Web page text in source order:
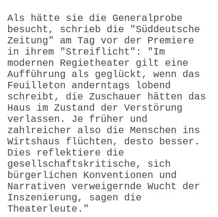
Als hätte sie die Generalprobe
besucht, schrieb die "Süddeutsche
Zeitung" am Tag vor der Premiere
in ihrem "Streiflicht": "Im
modernen Regietheater gilt eine
Aufführung als geglückt, wenn das
Feuilleton anderntags lobend
schreibt, die Zuschauer hätten das
Haus im Zustand der Verstörung
verlassen. Je früher und
zahlreicher also die Menschen ins
Wirtshaus flüchten, desto besser.
Dies reflektiere die
gesellschaftskritische, sich
bürgerlichen Konventionen und
Narrativen verweigernde Wucht der
Inszenierung, sagen die
Theaterleute."